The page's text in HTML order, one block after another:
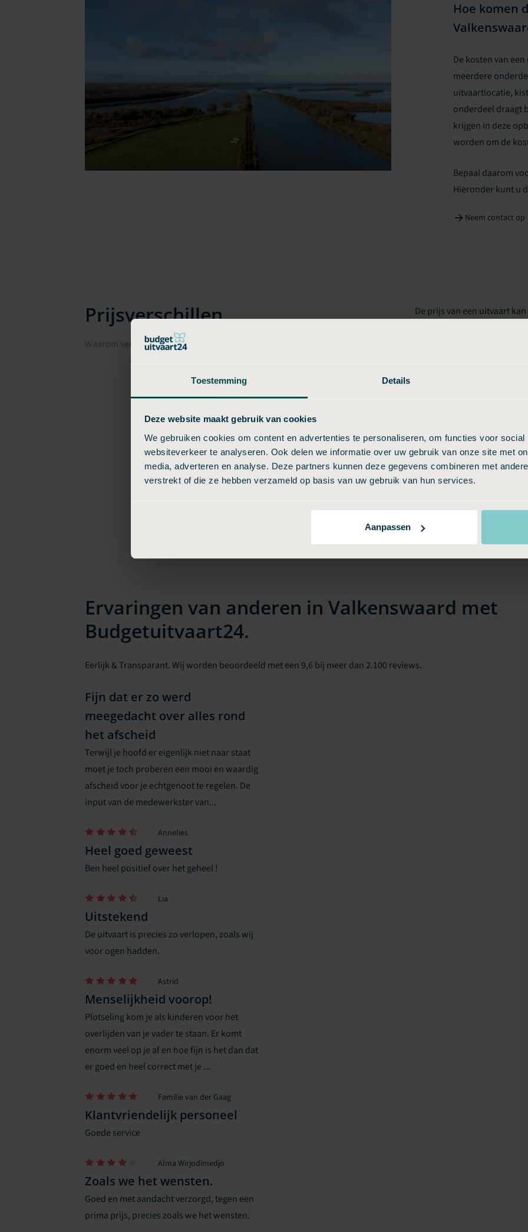
Toestemming Details
Deze website maakt gebruik van cookies
We gebruiken cookies om content en advertenties te personaliseren, om functies voor social
websiteverkeer te analyseren. Ook delen we informatie over uw gebruik van onze site met
media, adverteren en analyse. Deze partners kunnen deze gegevens combineren met
verstrekt of die ze hebben verzameld op basis van uw gebruik van hun services.
Aanpassen
Hoe komen
De kosten van
meerdere
uitvaartlocatie,
onderdeel draagt
krijgen in deze
worden om de
Bepaal daarom
Hieronder kunt u
Neem contact op
Prijsverschillen
Waarom verschillen uitvaartkosten in Valkenswaard per aanbieder?
De prijs van een uitvaart
komt door verschillen in
regio Valkenswaard, de
over extra kosten.
altijd duidelijk zijn,
bepaalde voordelen niet
Ervaringen van anderen in Valkenswaard met
Budgetuitvaart24.
Eerlijk & Transparant. Wij worden beoordeeld met een 9,6 bij meer dan 2.100 reviews.
Fijn dat er zo werd
meegedacht over alles rond
het afscheid
Terwijl je hoofd er eigenlijk niet naar staat
moet je toch proberen een mooi en waardig
afscheid voor je echtgenoot te regelen. De
input van de medewerkster van...
Annelies
Heel goed geweest
Ben heel positief over het geheel !
Lia
Uitstekend
De uitvaart is precies zo verlopen, zoals wij
voor ogen hadden.
Astrid
Menselijkheid voorop!
Plotseling kom je als kinderen voor het
overlijden van je vader te staan. Er komt
enorm veel op je af en hoe fijn is het dan dat
er goed en heel correct met je ...
Familie van der Gaag
Klantvriendelijk personeel
Goede service
Alma Wirjodimedjo
Zoals we het wensten.
Goed en met aandacht verzorgd, tegen een
prima prijs, precies zoals we het wensten.